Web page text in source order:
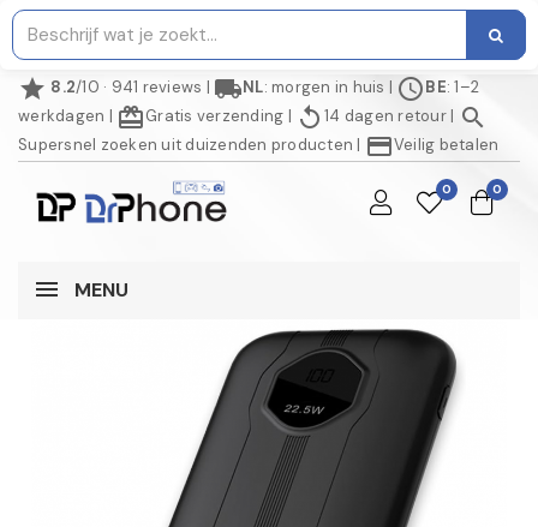
star 8.2/10 · 941 reviews | local_shippingNL: morgen in huis | scheduleBE: 1–2
werkdagen | redeemGratis verzending | replay 14 dagen retour| search
Supersnel zoeken uit duizenden producten | credit_cardVeilig betalen
0 0
MENU